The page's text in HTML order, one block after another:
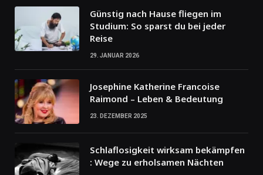
Günstig nach Hause fliegen im
Studium: So sparst du bei jeder
Reise
29. JANUAR 2026
Josephine Katherine Francoise
Raimond – Leben & Bedeutung
23. DEZEMBER 2025
Schlaflosigkeit wirksam bekämpfen
: Wege zu erholsamen Nächten